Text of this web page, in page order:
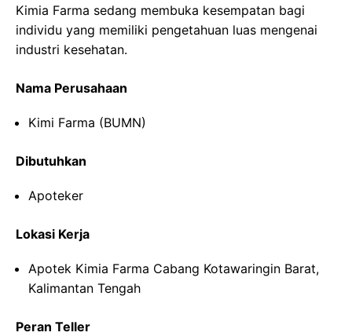
Kimia Farma sedang membuka kesempatan bagi
individu yang memiliki pengetahuan luas mengenai
industri kesehatan.
Nama Perusahaan
Kimi Farma (BUMN)
Dibutuhkan
Apoteker
Lokasi Kerja
Apotek Kimia Farma Cabang Kotawaringin Barat,
Kalimantan Tengah
Peran Teller